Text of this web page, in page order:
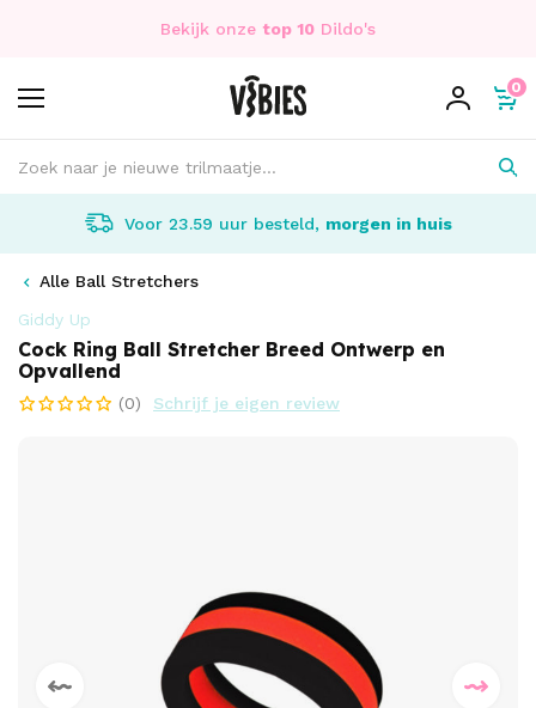
Bekijk onze top 10 Dildo's
0
Voor 23.59 uur besteld, morgen in huis
Alle Ball Stretchers
Giddy Up
Cock Ring Ball Stretcher Breed Ontwerp en
Opvallend
(0) Schrijf je eigen review